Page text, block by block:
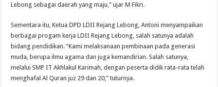
Lebong sebagai daerah yang maju,” ujar M Fikri.
Sementara itu, Ketua DPD LDII Rejang Lebong, Antoni menyampaikan
berbagai progam kerja LDII Rejang Lebong, salah satunya adalah
bidang pendidikan. “Kami melaksanaan pembinaan pada generasi
muda, berupa ilmu agama dan juga kemandirian. Salah satunya,
melalui SMP IT Akhlakul Karimah, dengan peserta didik rata-rata telah
menghafal Al Quran juz 29 dan 20,” tuturnya.